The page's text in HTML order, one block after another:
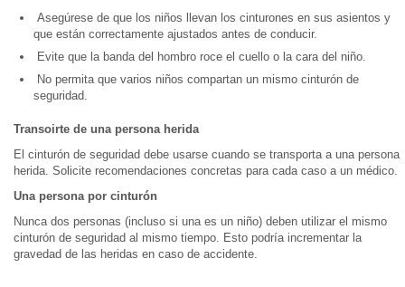
Asegúrese de que los niños llevan los cinturones en sus asientos y
que están correctamente ajustados antes de conducir.
Evite que la banda del hombro roce el cuello o la cara del niño.
No permita que varios niños compartan un mismo cinturón de
seguridad.
Transoirte de una persona herida
El cinturón de seguridad debe usarse cuando se transporta a una persona
herida. Solicite recomendaciones concretas para cada caso a un médico.
Una persona por cinturón
Nunca dos personas (incluso si una es un niño) deben utilizar el mismo
cinturón de seguridad al mismo tiempo. Esto podría incrementar la
gravedad de las heridas en caso de accidente.